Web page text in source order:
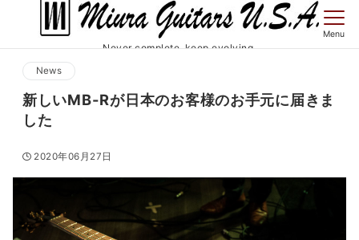
Never complete, keep evolving.
Menu
News
新しいMB-Rが日本のお客様のお手元に届きま
した
2020年06月27日